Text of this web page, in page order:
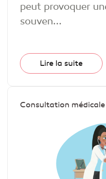
peut provoquer
souven...
Lire la suite
Consultation médicale